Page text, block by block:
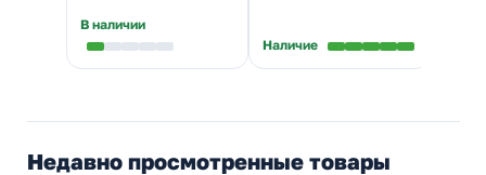
В наличии
Наличие
Недавно просмотренные товары